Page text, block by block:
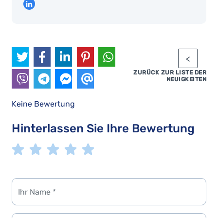
ZURÜCK ZUR LISTE DER
NEUIGKEITEN
Keine Bewertung
Hinterlassen Sie Ihre Bewertung